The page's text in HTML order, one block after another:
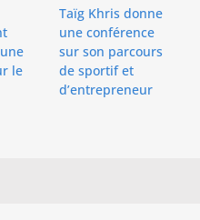
le
Taïg Khris donne
une conférence
sur son parcours
de sportif et
d’entrepreneur